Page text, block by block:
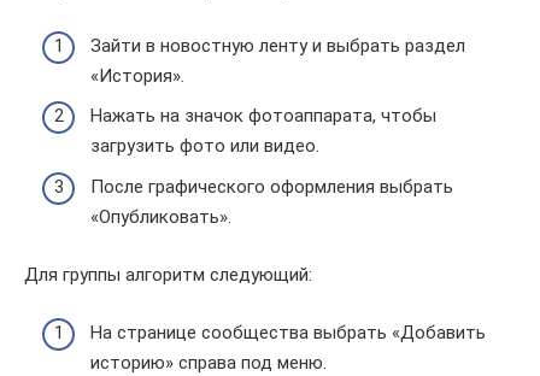
Зайти в новостную ленту и выбрать раздел
«История».
Нажать на значок фотоаппарата, чтобы
загрузить фото или видео.
После графического оформления выбрать
«Опубликовать».
Для группы алгоритм следующий:
На странице сообщества выбрать «Добавить
историю» справа под меню.